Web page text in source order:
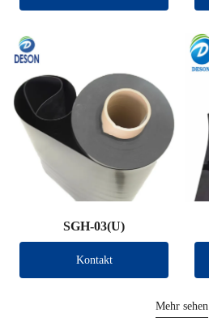
SGH-03(U)
Kontakt
Mehr sehen